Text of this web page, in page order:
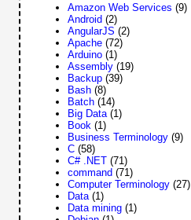
Amazon Web Services (9)
Android (2)
AngularJS (2)
Apache (72)
Arduino (1)
Assembly (19)
Backup (39)
Bash (8)
Batch (14)
Big Data (1)
Book (1)
Business Terminology (9)
C (58)
C# .NET (71)
command (71)
Computer Terminology (27)
Data (1)
Data mining (1)